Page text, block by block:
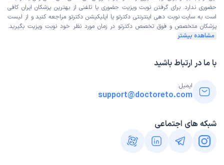
حضوری ندارد. برای گرفتن نوبت ویزیت حضوری یا تلفنی از بهترین پزشکان ایران کافی
است به سایت نوبت دهی اینترنتی دکترتو یا اپلیکیشن دکترتو مراجعه کنید و از لیست
پزشکان متخصص و فوق تخصص دکترتو در زمان مورد نظر خود نوبت ویزیت بگیرید.
مشاهده بیشتر
با ما در ارتباط باشید
ایمیل:
support@doctoreto.com
شبکه های اجتماعی